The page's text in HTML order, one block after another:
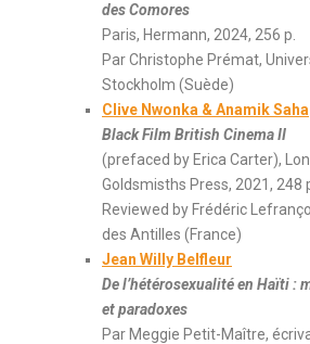
des Comores
Paris, Hermann, 2024, 256 p.
Par Christophe Prémat,
Stockholm (Suède)
Clive Nwonka & Anamik Saha
Black Film British Cinema II
(prefaced by Erica Carter),
Goldsmisths Press, 2021, 248
Reviewed by Frédéric
des Antilles (France)
Jean Willy Belfleur
De l’hétérosexualité en Haïti :
et paradoxes
Par Meggie Petit-Maître,